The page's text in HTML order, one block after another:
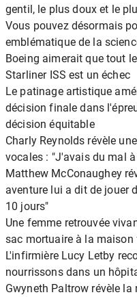
gentil, le plus doux et le
Vous pouvez désormais
emblématique de la
Boeing aimerait que tout
Starliner ISS est un échec
Le patinage artistique
décision finale dans
décision équitable
Charly Reynolds révèle
vocales : "J'avais du mal
Matthew McConaughey
aventure lui a dit de jouer
10 jours"
Une femme retrouvée
sac mortuaire à la maison
L'infirmière Lucy Letby
nourrissons dans un
Gwyneth Paltrow révèle la